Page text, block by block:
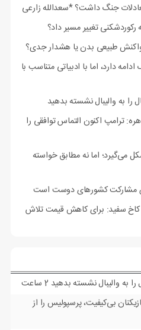
تغییر مسیر داد؟
واکنش طبیعی بدن یا هشدار جدی؟
دارد، اما با ادبیاتی متناسب با
به والیبال نشسته بدهید
ترامپ اکنون التماس توافقی را
می‌گیرد؛ اما نه مطابق خواسته
مشارکت کشورهای دوست است
کاخ سفید: برای کاهش قیمت تلاش
به والیبال نشسته بدهید 2 ساعت
بی‌کیفیت، پرسپولیس را از